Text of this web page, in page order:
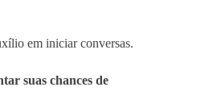
em iniciar conversas.
suas chances de